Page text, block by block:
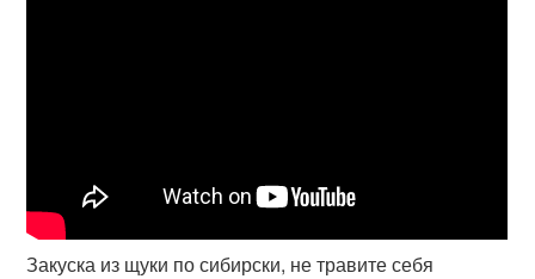
Закуска из щуки по сибирски, не травите себя